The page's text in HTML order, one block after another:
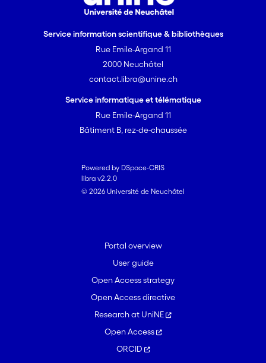
Service information scientifique & bibliothèques
Rue Emile-Argand 11
2000 Neuchâtel
contact.libra@unine.ch
Service informatique et télématique
Rue Emile-Argand 11
Bâtiment B, rez-de-chaussée
Powered by DSpace-CRIS
libra v2.2.0
© 2026 Université de Neuchâtel
Portal overview
User guide
Open Access strategy
Open Access directive
Research at UniNE
Open Access
ORCID